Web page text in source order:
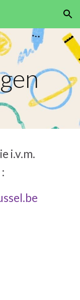
Skip to navigation
i.v.m.